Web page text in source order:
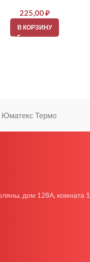
225,00₽
В КОРЗИНУ
Юматекс Термо
дом 128А, комната 1